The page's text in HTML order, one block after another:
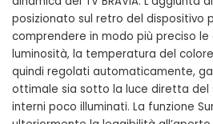
posizionato sul retro del dispositivo
comprendere in modo più preciso le
luminosità, la temperatura del
quindi regolati automaticamente,
ottimale sia sotto la luce diretta del
interni poco illuminati. La funzione